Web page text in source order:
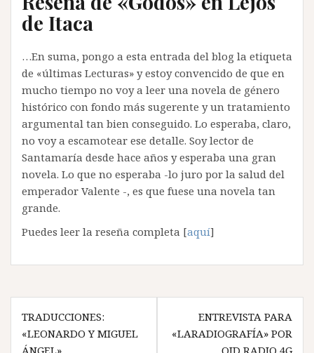
de Itaca
…En suma, pongo a esta entrada del blog la etiqueta
de «últimas Lecturas» y estoy convencido de que en
mucho tiempo no voy a leer una novela de género
histórico con fondo más sugerente y un tratamiento
argumental tan bien conseguido. Lo esperaba, claro,
no voy a escamotear ese detalle. Soy lector de
Santamaría desde hace años y esperaba una gran
novela. Lo que no esperaba -lo juro por la salud del
emperador Valente -, es que fuese una novela tan
grande.
Puedes leer la reseña completa [aquí]
Navegación
de
TRADUCCIONES:
«LEONARDO Y MIGUEL
ÁNGEL»
ENTREVISTA PARA
«LARADIOGRAFÍA» POR
OID RADIO 4G